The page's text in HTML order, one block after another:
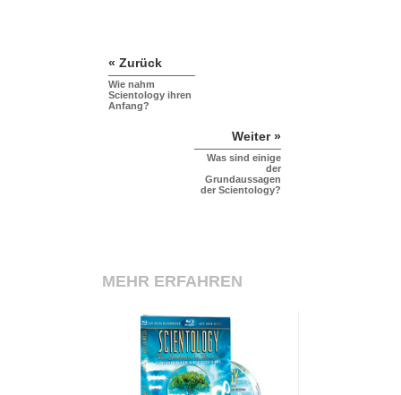
« Zurück
Wie nahm
Scientology ihren
Anfang?
Weiter »
Was sind einige
der
Grundaussagen
der Scientology?
MEHR ERFAHREN